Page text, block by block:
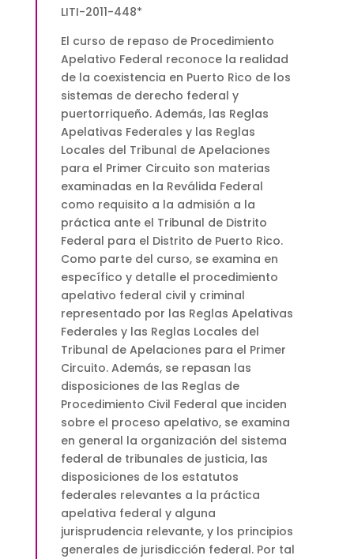
Presencial
ZOOM
$180.00
quantity
LITI-2011-448*
El curso de repaso de Procedimiento
Apelativo Federal reconoce la realidad
de la coexistencia en Puerto Rico de los
sistemas de derecho federal y
puertorriqueño. Además, las Reglas
Apelativas Federales y las Reglas
Locales del Tribunal de Apelaciones
para el Primer Circuito son materias
examinadas en la Reválida Federal
como requisito a la admisión a la
práctica ante el Tribunal de Distrito
Federal para el Distrito de Puerto Rico.
Como parte del curso, se examina en
específico y detalle el procedimiento
apelativo federal civil y criminal
representado por las Reglas Apelativas
Federales y las Reglas Locales del
Tribunal de Apelaciones para el Primer
Circuito. Además, se repasan las
disposiciones de las Reglas de
Procedimiento Civil Federal que inciden
sobre el proceso apelativo, se examina
en general la organización del sistema
federal de tribunales de justicia, las
disposiciones de los estatutos
federales relevantes a la práctica
apelativa federal y alguna
jurisprudencia relevante, y los principios
generales de jurisdicción federal. Por tal